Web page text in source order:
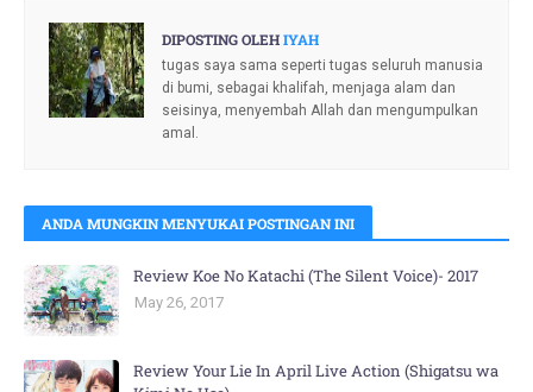
DIPOSTING OLEHIYAH
tugas saya sama seperti tugas seluruh manusia
di bumi, sebagai khalifah, menjaga alam dan
seisinya, menyembah Allah dan mengumpulkan
amal.
ANDA MUNGKIN MENYUKAI POSTINGAN INI
Review Koe No Katachi (The Silent Voice)- 2017
May 26, 2017
Review Your Lie In April Live Action (Shigatsu wa